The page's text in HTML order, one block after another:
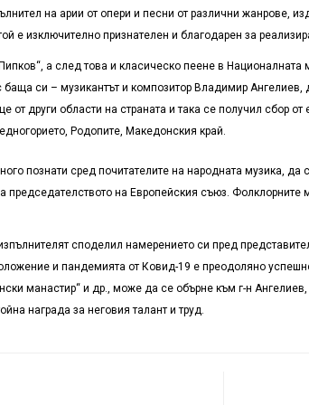
на арии от опери и песни от различни жанрове,
е изключително признателен и благодарен за
а след това и класическо пеене в
си – музикантът и композитор Владимир Ангелиев,
други области на страната и така се получил сбор
Родопите, Македонския край.
познати сред почитателите на народната музика, да
председателството на Европейския съюз.
споделил намерението си пред
и пандемията от Ковид-19 е преодоляно
манастир“ и др., може да се обърне към г-н
награда за неговия талант и труд.